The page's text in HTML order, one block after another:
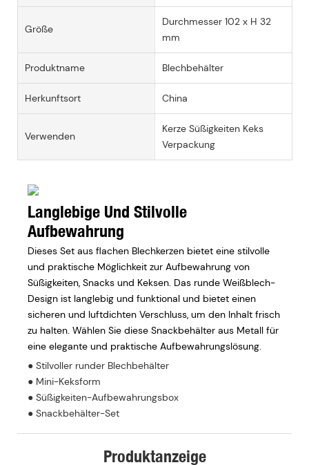
Größe
Durchmesser 102 x H 32
mm
Produktname Blechbehälter
Herkunftsort China
Verwenden
Kerze Süßigkeiten Keks
Verpackung
Langlebige Und Stilvolle
Aufbewahrung
Dieses Set aus flachen Blechkerzen bietet eine stilvolle
und praktische Möglichkeit zur Aufbewahrung von
Süßigkeiten, Snacks und Keksen. Das runde Weißblech-
Design ist langlebig und funktional und bietet einen
sicheren und luftdichten Verschluss, um den Inhalt frisch
zu halten. Wählen Sie diese Snackbehälter aus Metall für
eine elegante und praktische Aufbewahrungslösung.
● Stilvoller runder Blechbehälter
● Mini-Keksform
● Süßigkeiten-Aufbewahrungsbox
● Snackbehälter-Set
Produktanzeige